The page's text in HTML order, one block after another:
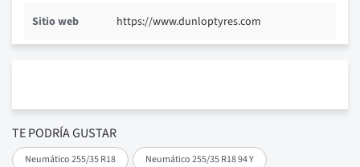
TE PODRÍA GUSTAR
Neumático 255/35 R18 Neumático 255/35 R18 94 Y
Sitio web https://www.dunloptyres.com